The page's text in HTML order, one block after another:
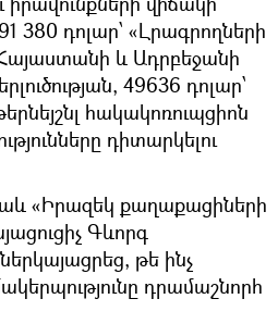
380 դոլար՝ «Լրագրողների
և Ադրբեջանի
49636 դոլար՝
հակակոռուպցիոն
դիտարկելու
«Իրազեկ քաղաքացիների
Գևորգ
թե ինչ
դրամաշնորհ